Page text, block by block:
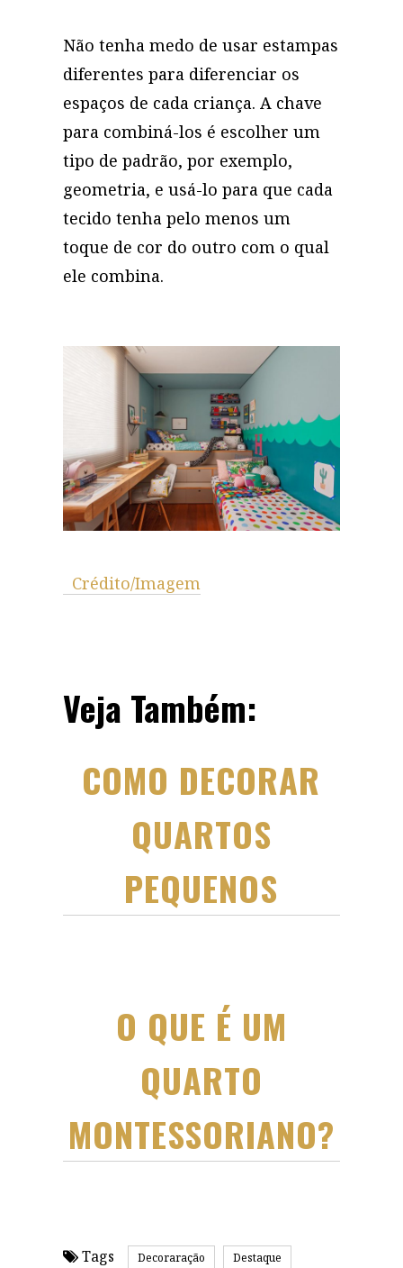
Não tenha medo de usar estampas
diferentes para diferenciar os
espaços de cada criança. A chave
para combiná-los é escolher um
tipo de padrão, por exemplo,
geometria, e usá-lo para que cada
tecido tenha pelo menos um
toque de cor do outro com o qual
ele combina.
Crédito/Imagem
Veja Também:
COMO DECORAR
QUARTOS
PEQUENOS
O QUE É UM
QUARTO
MONTESSORIANO?
Tags Decoraração
Destaque